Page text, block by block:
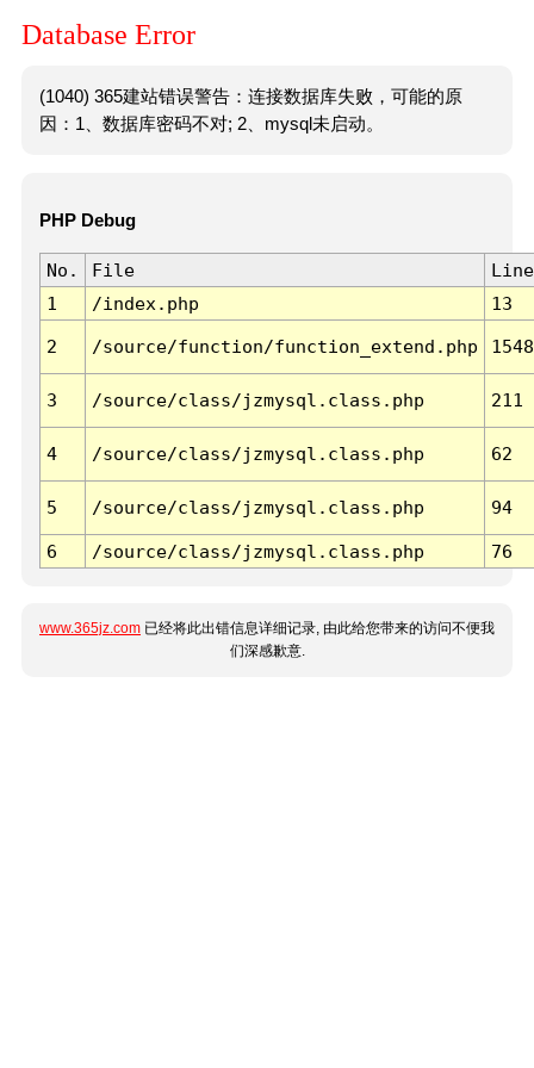
Database Error
(1040) 365建站错误警告：连接数据库失败，可能的原
因：1、数据库密码不对; 2、mysql未启动。
PHP Debug
No. File
Line
1
/index.php 13
2 /source/function/function_extend.php 1548
3 /source/class/jzmysql.class.php 211
4 /source/class/jzmysql.class.php 62
5 /source/class/jzmysql.class.php 94
6 /source/class/jzmysql.class.php 76
www.365jz.com 已经将此出错信息详细记录, 由此给您带来的访问不便我
们深感歉意.